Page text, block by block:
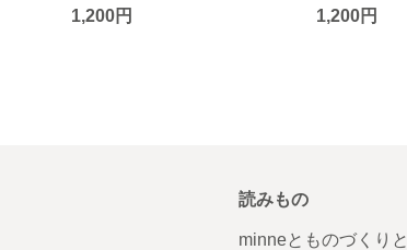
1,200円 1,200円
読みもの
minneとものづくりと